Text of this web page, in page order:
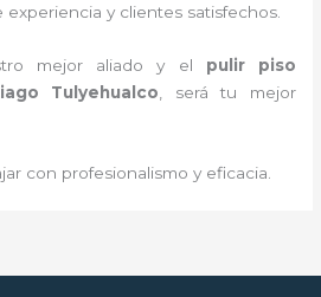
y clientes satisfechos.
mejor aliado y el pulir piso
Tulyehualco , será tu mejor
con profesionalismo y eficacia.